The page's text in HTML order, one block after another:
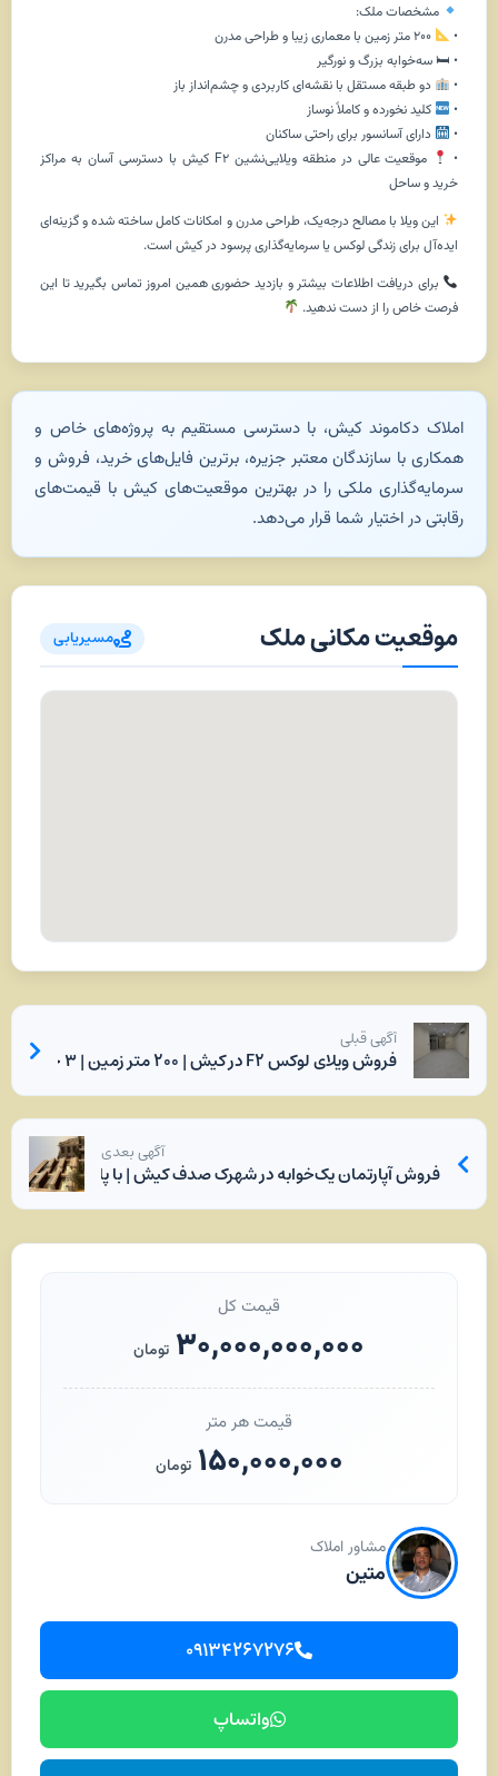
مشخصات ملک:
•
• 🛏 سه‌خوابه بزرگ و نورگیر
•
دو طبقه مستقل با نقشه‌ای کاربردی و چشم‌انداز باز
•
کلید نخورده و کاملاً نوساز
•
دارای آسانسور برای راحتی ساکنان
•
موقعیت عالی در منطقه ویلایی‌نشین F2 کیش با دسترسی آسان به مراکز
خرید و ساحل
این ویلا با مصالح درجه‌یک، طراحی مدرن و امکانات کامل ساخته شده و گزینه‌ای
ایده‌آل برای زندگی لوکس یا سرمایه‌گذاری پرسود در کیش است.
برای دریافت اطلاعات بیشتر و بازدید حضوری همین امروز تماس بگیرید تا این
فرصت خاص را از دست ندهید.
املاک دکاموند کیش، با دسترسی مستقیم به پروژه‌های خاص و
همکاری با سازندگان معتبر جزیره، برترین فایل‌های خرید، فروش و
سرمایه‌گذاری ملکی را در بهترین موقعیت‌های کیش با قیمت‌های
رقابتی در اختیار شما قرار می‌دهد.
موقعیت مکانی ملک مسیریابی
آگهی قبلی
فروش ویلای لوکس F2 در کیش | ۲۰۰ متر زمین | ۳ خواب | دو طبقه | کلید نخورده | آسانسوردار
آگهی بعدی
فروش آپارتمان یک‌خوابه در شهرک صدف کیش | با پارکینگ،
قیمت کل
۳۰,۰۰۰,۰۰۰,۰۰۰ تومان
قیمت هر متر
۱۵۰,۰۰۰,۰۰۰ تومان
مشاور املاک
متین
۰۹۱۳۴۲۶۷۲۷۶
واتساپ